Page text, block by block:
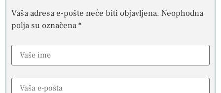
Vaša adresa e-pošte neće biti objavljena. Neophodna
polja su označena*